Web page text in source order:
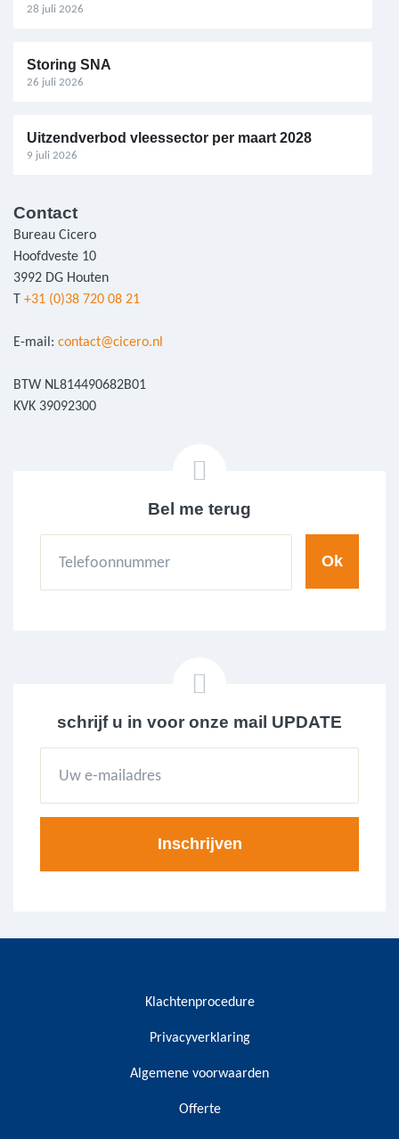
28 juli 2026
Storing SNA
26 juli 2026
Uitzendverbod vleessector per maart 2028
9 juli 2026
Contact
Bureau Cicero
Hoofdveste 10
3992 DG Houten
+31 (0)38 720 08 21
E-mail: contact@cicero.nl
BTW NL814490682B01
KVK 39092300
Bel me terug
schrijf u in voor onze mail UPDATE
Klachtenprocedure
Privacyverklaring
Algemene voorwaarden
Offerte